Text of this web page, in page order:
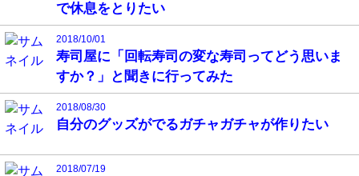
で休息をとりたい
2018/10/01
寿司屋に「回転寿司の変な寿司ってどう思いま
すか？」と聞きに行ってみた
2018/08/30
自分のグッズがでるガチャガチャが作りたい
2018/07/19